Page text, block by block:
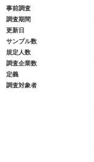
事前調査
調査期間
更新日
サンプル数
規定人数
調査企業数
定義
調査対象者